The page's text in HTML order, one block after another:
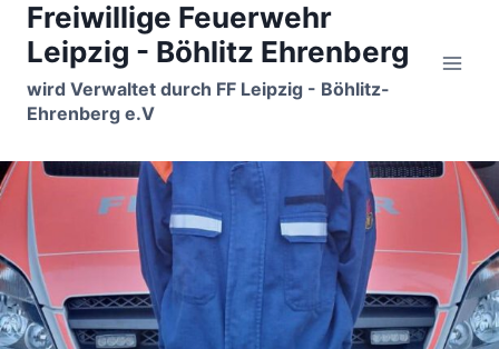
Zum
Inhalt
springen
Freiwillige Feuerwehr
Leipzig - Böhlitz Ehrenberg
wird Verwaltet durch FF Leipzig - Böhlitz-
Ehrenberg e.V